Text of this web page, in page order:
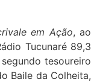
em Ação, ao
Tucunaré 89,3
tesoureiro
Baile da Colheita,